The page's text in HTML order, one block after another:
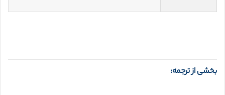
بخشی از ترجمه: